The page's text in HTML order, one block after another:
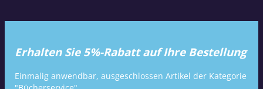
Erhalten Sie 5%-Rabatt auf Ihre Bestellung
Einmalig anwendbar, ausgeschlossen Artikel der Kategorie